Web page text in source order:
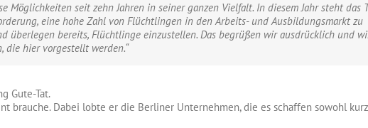
Möglichkeiten seit zehn Jahren in seiner ganzen Vielfalt. In diesem Jahr steht das
eine hohe Zahl von Flüchtlingen in den Arbeits- und Ausbildungsmarkt zu
überlegen bereits, Flüchtlinge einzustellen. Das begrüßen wir ausdrücklich und
hier vorgestellt werden.“
Gute-Tat.
brauche. Dabei lobte er die Berliner Unternehmen, die es schaffen sowohl